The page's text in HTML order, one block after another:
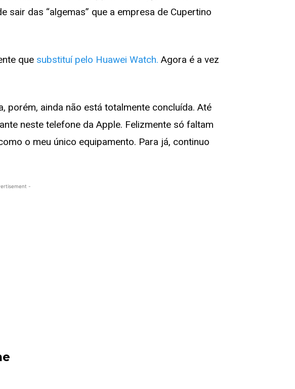
sair das “algemas” que a empresa de Cupertino
que substituí pelo Huawei Watch. Agora é a vez
porém, ainda não está totalmente concluída. Até
neste telefone da Apple. Felizmente só faltam
o meu único equipamento. Para já, continuo
-